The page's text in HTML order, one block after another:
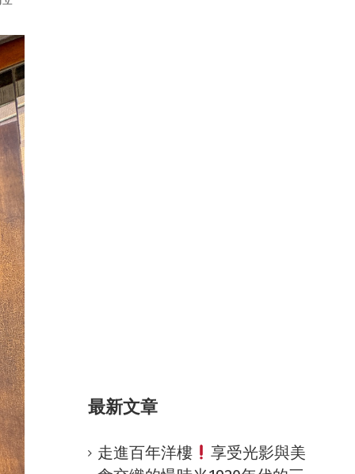
最新文章
走進百年洋樓
享受光影與美